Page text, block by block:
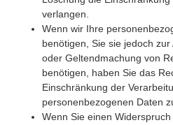
verlangen.
Wenn wir Ihre
benötigen, Sie sie jedoch
oder Geltendmachung von
benötigen, haben Sie das
Einschränkung der
personenbezogenen Daten
Wenn Sie einen Widerspruch